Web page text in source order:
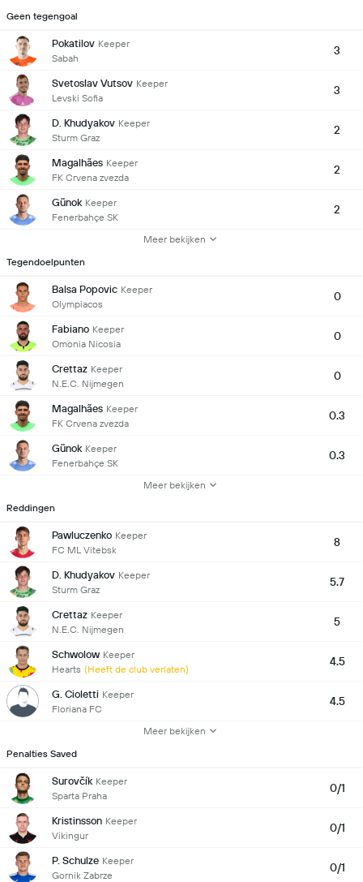
Geen tegengoal
Pokatilov Keeper
Sabah
3
Svetoslav Vutsov Keeper
Levski Sofia
3
D. Khudyakov Keeper
Sturm Graz
2
Magalhães Keeper
FK Crvena zvezda
2
Günok Keeper
Fenerbahçe SK
2
Meer bekijken
Tegendoelpunten
Balsa Popovic Keeper
Olympiacos
0
Fabiano Keeper
Omonia Nicosia
0
Crettaz Keeper
N.E.C. Nijmegen
0
Magalhães Keeper
FK Crvena zvezda
0.3
Günok Keeper
Fenerbahçe SK
0.3
Meer bekijken
Reddingen
Pawluczenko Keeper
FC ML Vitebsk
8
D. Khudyakov Keeper
Sturm Graz
5.7
Crettaz Keeper
N.E.C. Nijmegen
5
Schwolow Keeper
Hearts (Heeft de club verlaten)
4.5
G. Cioletti Keeper
Floriana FC
4.5
Meer bekijken
Penalties Saved
Surovčík Keeper
Sparta Praha
0/1
Kristinsson Keeper
Vikingur
0/1
P. Schulze Keeper
Gornik Zabrze
0/1